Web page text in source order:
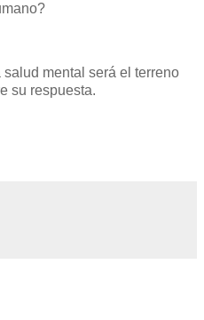
mental será el terreno
su respuesta.